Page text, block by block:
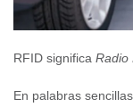
RFID significa Radio
En palabras